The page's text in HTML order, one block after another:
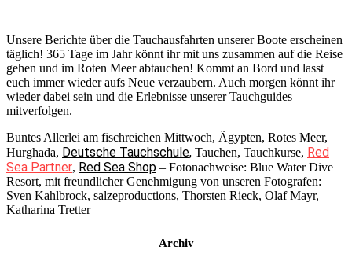
Unsere Berichte über die Tauchausfahrten unserer Boote erscheinen
täglich! 365 Tage im Jahr könnt ihr mit uns zusammen auf die Reise
gehen und im Roten Meer abtauchen! Kommt an Bord und lasst
euch immer wieder aufs Neue verzaubern. Auch morgen könnt ihr
wieder dabei sein und die Erlebnisse unserer Tauchguides
mitverfolgen.
Buntes Allerlei am fischreichen Mittwoch, Ägypten, Rotes Meer,
Hurghada, Deutsche Tauchschule, Tauchen, Tauchkurse, Red
Sea Partner, Red Sea Shop – Fotonachweise: Blue Water Dive
Resort, mit freundlicher Genehmigung von unseren Fotografen:
Sven Kahlbrock, salzeproductions, Thorsten Rieck, Olaf Mayr,
Katharina Tretter
Archiv